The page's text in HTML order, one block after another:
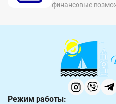
финансовые
Режим работы: